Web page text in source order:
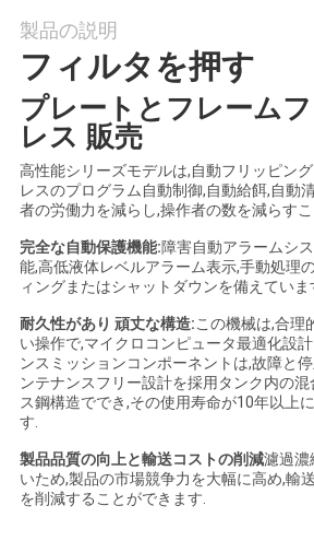
さ
い
引
用
を
要
求
し
な
さ
い
製品の説明
フィルタを押す
プレートとフレーム
レス 販売
高性能シリーズモデルは,自動フリッピン
レスのプログラム自動制御,自動給餌,自動
者の労働力を減らし,操作者の数を減らす
完全な自動保護機能:障害自動アラームシ
能,高低液体レベルアラーム表示,手動処理
ィングまたはシャットダウンを備えていま
耐久性があり 頑丈な構造:この機械は,合理
い操作で,マイクロコンピュータ最適化設
ンスミッションコンポーネントは,故障と
ンテナンスフリー設計を採用タンク内の
ス鋼構造ででき,その使用寿命が10年以上
す.
製品品質の向上と輸送コストの削減濾過濃
いため,製品の市場競争力を大幅に高め,輸
を削減することができます.